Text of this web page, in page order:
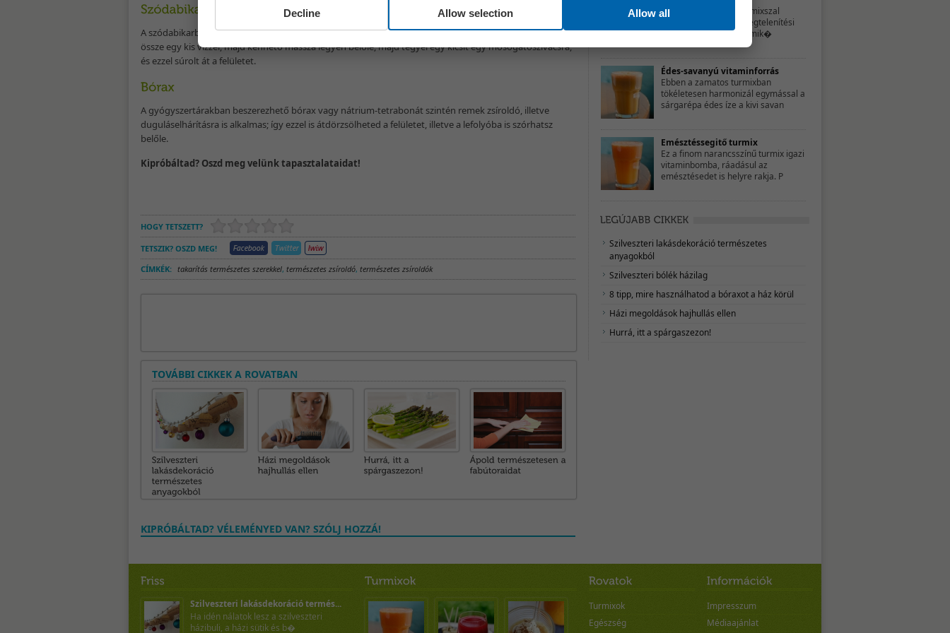
A szódabikarbónát vagy a legfontosabb alkotórészként szódabikarbónát tartalmazó sütőport keverj
össze egy kis vízzel, majd kenhető massza legyen belőle, majd tegyél egy kicsit egy mosogatószivacsra,
és ezzel súrolt át a felületet.
A gyógyszertárakban beszerezhető bórax vagy nátrium-tetrabonát szintén remek zsíroldó, illetve
duguláselhárításra is alkalmas; így ezzel is átdörzsölheted a felületet, illetve a lefolyóba is szórhatsz
belőle.
Kipróbáltad? Oszd meg velünk tapasztalataidat!
HOGY TETSZETT?
TETSZIK? OSZD MEG!
CÍMKÉK: takarítás természetes szerekkel, természetes zsíroldó, természetes zsíroldók
TOVÁBBI CIKKEK A ROVATBAN
KIPRÓBÁLTAD? VÉLEMÉNYED VAN? SZÓLJ HOZZÁ!
Ezzel a bordó színű turmixszal
hozzájárulhatsz a méregtelenítési
folyamatok sikeréhez, mik�
Édes-savanyú vitaminforrás
Ebben a zamatos turmixban
tökéletesen harmonizál egymással a
sárgarépa édes íze a kivi savan
Emésztéssegitő turmix
Ez a finom narancsszínű turmix igazi
vitaminbomba, ráadásul az
emésztésedet is helyre rakja. P
Szilveszteri lakásdekoráció természetes
anyagokból
Szilveszteri bólék házilag
8 tipp, mire használhatod a bóraxot a ház körül
Házi megoldások hajhullás ellen
Hurrá, itt a spárgaszezon!
Szilveszteri lakásdekoráció termés...
Ha idén nálatok lesz a szilveszteri
házibuli, a házi sütik és b�
Turmixok
Egészség
Impresszum
Médiaajánlat
Decline Allow selection Allow all